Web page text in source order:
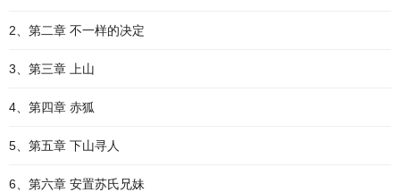
2、第二章 不一样的决定
3、第三章 上山
4、第四章 赤狐
5、第五章 下山寻人
6、第六章 安置苏氏兄妹